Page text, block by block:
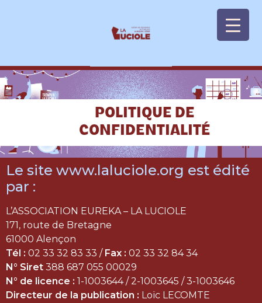
POLITIQUE DE
CONFIDENTIALITÉ
Le site www.laluciole.org est édité
par :
L’ASSOCIATION EUREKA – LA LUCIOLE
171, route de Bretagne
61000 Alençon
Tél : 02 33 32 83 33 / Fax : 02 33 32 84 34
N° Siret 388 687 055 00029
N° de licence : 1-1003644 / 2-1003645 / 3-1003646
Directeur de la publication : Loïc LECOMTE